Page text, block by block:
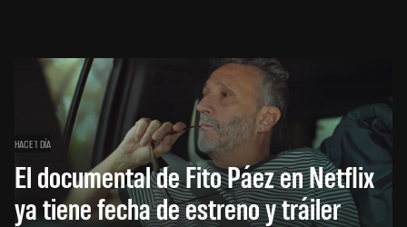
HACE 1 DÍA
El documental de Fito Páez en Netflix
ya tiene fecha de estreno y tráiler